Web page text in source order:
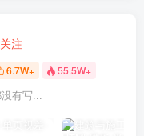
关注
6.7W+ 55.5W+
有写...